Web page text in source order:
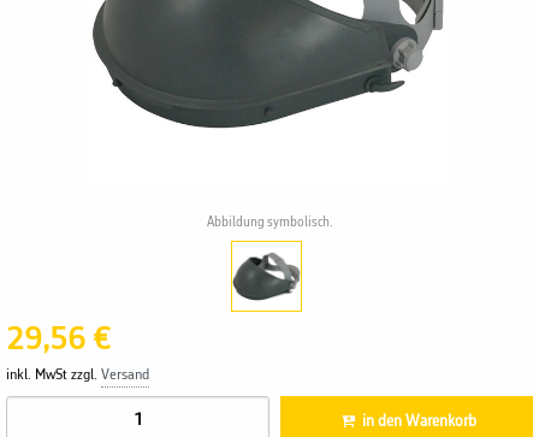
Abbildung symbolisch.
29,56 €
inkl. MwSt zzgl. Versand
in den Warenkorb